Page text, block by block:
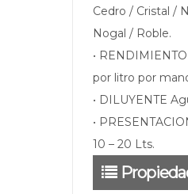
Cedro / Cristal /
Nogal / Roble.
•
por litro por
• DILUYENTE
•
10 – 20 Lts.